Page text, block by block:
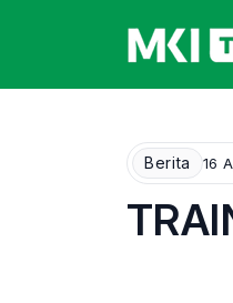
Berita 16